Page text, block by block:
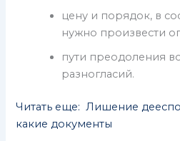
цену и порядок, в
нужно произвести
пути преодоления
разногласий.
Читать еще: Лишение
какие документы